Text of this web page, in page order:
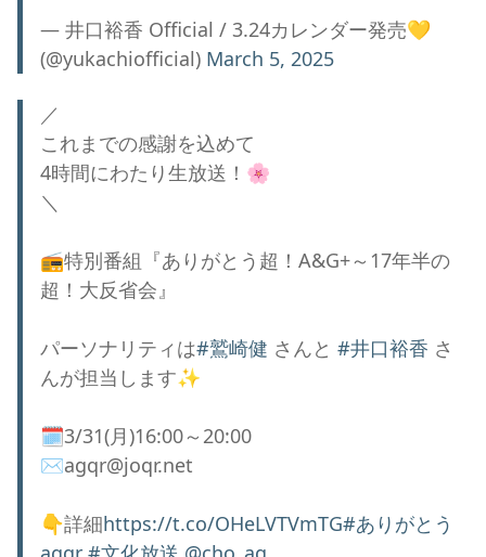
— 井口裕香 Official / 3.24カレンダー発売💛
(@yukachiofficial) March 5, 2025
／
これまでの感謝を込めて
4時間にわたり生放送！🌸
＼
📻特別番組『ありがとう超！A&G+～17年半の
超！大反省会』
パーソナリティは#鷲崎健 さんと #井口裕香 さ
んが担当します✨
🗓️3/31(月)16:00～20:00
✉agqr@joqr.net
👇詳細https://t.co/OHeLVTVmTG#ありがとう